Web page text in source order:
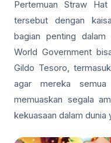
Pertemuan Straw
tersebut dengan
bagian penting dalam
World Government
Gildo Tesoro,
agar mereka
memuaskan segala
kekuasaan dalam dunia